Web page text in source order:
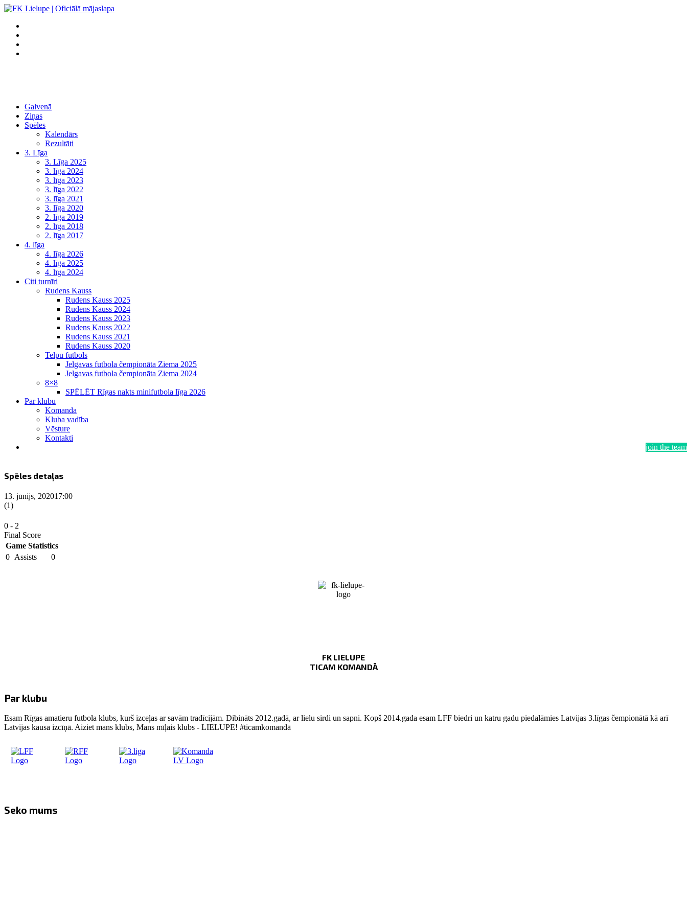
Galvenā
Ziņas
Spēles
Kalendārs
Rezultāti
3. Līga
3. Līga 2025
3. līga 2024
3. līga 2023
3. līga 2022
3. līga 2021
3. līga 2020
2. līga 2019
2. līga 2018
2. līga 2017
4. līga
4. līga 2026
4. līga 2025
4. līga 2024
Citi turnīri
Rudens Kauss
Rudens Kauss 2025
Rudens Kauss 2024
Rudens Kauss 2023
Rudens Kauss 2022
Rudens Kauss 2021
Rudens Kauss 2020
Telpu futbols
Jelgavas futbola čempionāta Ziema 2025
Jelgavas futbola čempionāta Ziema 2024
8×8
SPĒLĒT Rīgas nakts minifutbola līga 2026
Par klubu
Komanda
Kluba vadība
Vēsture
Kontakti
join the team
Spēles detaļas
13. jūnijs, 202017:00
(1)
0 - 2
Final Score
Game Statistics
0 Assists 0
FK LIELUPE
TICAM KOMANDĀ
Par klubu
Esam Rīgas amatieru futbola klubs, kurš izceļas ar savām tradīcijām. Dibināts 2012.gadā, ar lielu sirdi un sapni. Kopš 2014.gada esam LFF biedri un katru gadu piedalāmies Latvijas 3.līgas čempionātā kā arī
Latvijas kausa izcīņā. Aiziet mans klubs, Mans mīļais klubs - LIELUPE! #ticamkomandā
Seko mums